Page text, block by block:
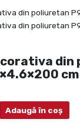
din
cm
Adaugă în coș